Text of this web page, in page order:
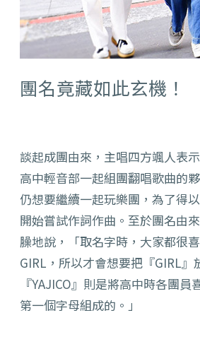
團名竟藏如此玄機！
談起成團由來，主唱四方颯人表
高中輕音部一起組團翻唱歌曲的
仍想要繼續一起玩樂團，為了得
開始嘗試作詞作曲。至於團名由
臊地說，「取名字時，大家都很
GIRL，所以才會想要把『GIRL』
『YAJICO』則是將高中時各團
第一個字母組成的。」